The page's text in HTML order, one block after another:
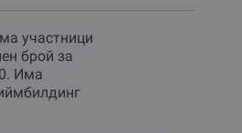
участници
брой за
Има